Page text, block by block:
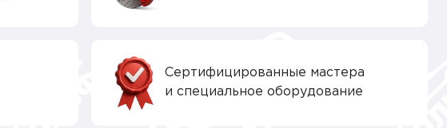
Сертифицированные мастера
и специальное оборудование